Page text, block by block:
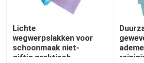
Nieuws
Vraag een offerte
Lichte
wegwerpslakken voor
schoonmaak niet-
giftig praktisch